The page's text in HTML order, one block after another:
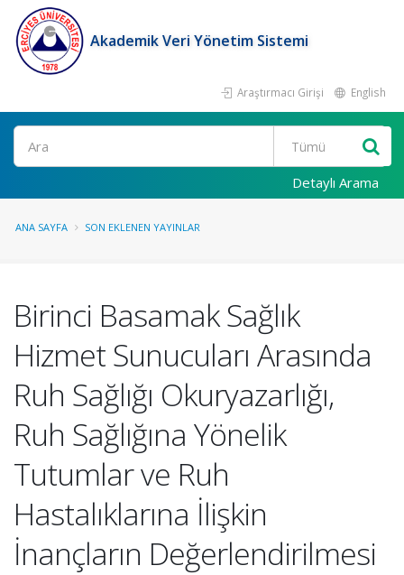
Akademik Veri Yönetim Sistemi
Araştırmacı Girişi English
Ara
Detaylı Arama
ANA SAYFA SON EKLENEN YAYINLAR
Birinci Basamak Sağlık
Hizmet Sunucuları Arasında
Ruh Sağlığı Okuryazarlığı,
Ruh Sağlığına Yönelik
Tutumlar ve Ruh
Hastalıklarına İlişkin
İnançların Değerlendirilmesi